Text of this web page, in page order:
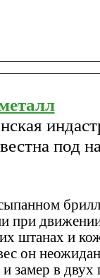
под
при
штанах и
он
замер в